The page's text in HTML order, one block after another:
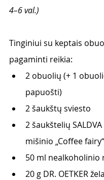
4–6 val.)
Tinginiui su keptais
pagaminti reikia:
2 obuolių (+ 1
papuošti)
2 šaukštų sviesto
2 šaukštelių
mišinio „Coffee fairy“
50 ml nealkoholinio
20 g DR. OETKER